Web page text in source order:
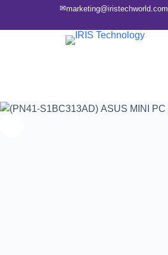
✉marketing@iristechworld.com